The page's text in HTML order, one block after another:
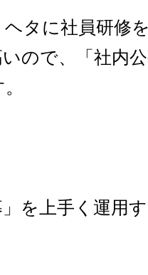
タに社員研修
ので、「社内
を上手く運用